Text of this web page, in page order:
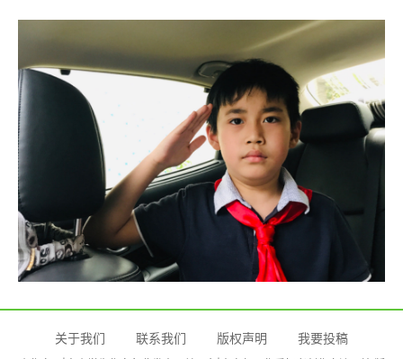
关于我们 联系我们 版权声明 我要投稿